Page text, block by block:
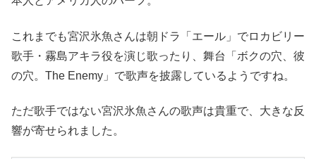
これまでも宮沢氷魚さんは朝ドラ「エール」でロカビリー
歌手・霧島アキラ役を演じ歌ったり、舞台「ボクの穴、彼
の穴。The Enemy」で歌声を披露しているようですね。
ただ歌手ではない宮沢氷魚さんの歌声は貴重で、大きな反
響が寄せられました。